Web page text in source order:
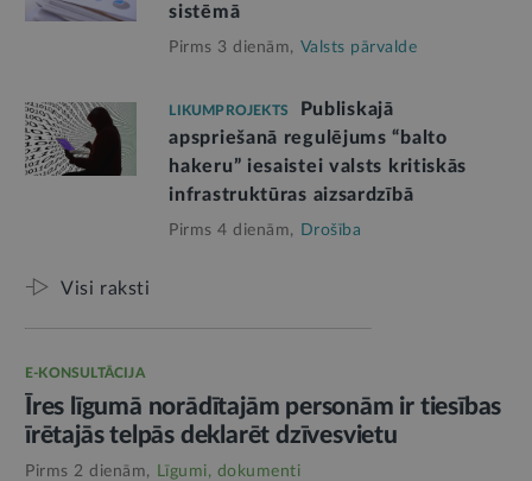
sistēmā
Pirms 3 dienām, Valsts pārvalde
LIKUMPROJEKTS
Publiskajā
apspriešanā regulējums “balto
hakeru” iesaistei valsts kritiskās
infrastruktūras aizsardzībā
Pirms 4 dienām, Drošība
Visi raksti
E-KONSULTĀCIJA
Īres līgumā norādītajām personām ir tiesības
īrētajās telpās deklarēt dzīvesvietu
Pirms 2 dienām, Līgumi, dokumenti